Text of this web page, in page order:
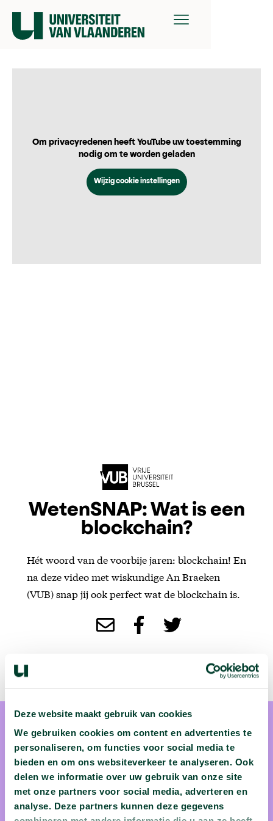
Deze website maakt gebruik van cookies
We gebruiken cookies om content en advertenties te
personaliseren, om functies voor social media te
bieden en om ons websiteverkeer te analyseren. Ook
delen we informatie over uw gebruik van onze site
met onze partners voor social media, adverteren en
analyse. Deze partners kunnen deze gegevens
Om privacyredenen heeft YouTube uw toestemming
nodig om te worden geladen
Wijzig cookie instellingen
WetenSNAP: Wat is een
blockchain?
Hét woord van de voorbije jaren: blockchain! En
na deze video met wiskundige An Braeken
(VUB) snap jij ook perfect wat de blockchain is.
prof. dr. An Braeken